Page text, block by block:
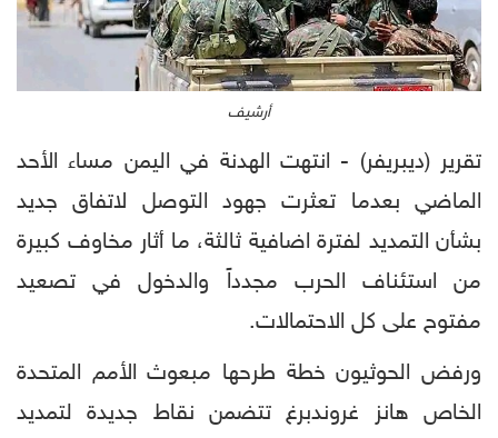
أرشيف
تقرير (ديبريفر) - انتهت الهدنة في اليمن مساء الأحد
الماضي بعدما تعثرت جهود التوصل لاتفاق جديد
بشأن التمديد لفترة اضافية ثالثة، ما أثار مخاوف كبيرة
من استئناف الحرب مجدداً والدخول في تصعيد
مفتوح على كل الاحتمالات.
ورفض الحوثيون خطة طرحها مبعوث الأمم المتحدة
الخاص هانز غروندبرغ تتضمن نقاط جديدة لتمديد